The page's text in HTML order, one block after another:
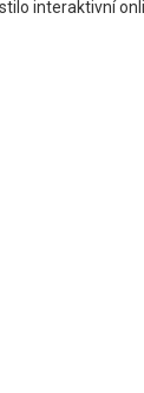
interaktivní